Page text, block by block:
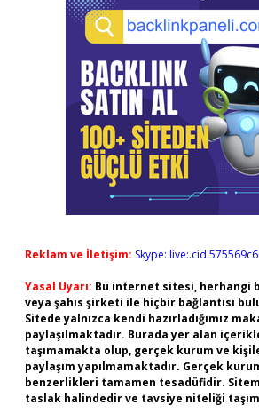
Reklam ve İletişim: Skype:
Yasal Uyarı: Bu internet sitesi, herhangi
veya şahıs şirketi ile hiçbir bağlantısı
Sitede yalnızca kendi hazırladığımız
paylaşılmaktadır. Burada yer alan
taşımamakta olup, gerçek kurum ve
paylaşım yapılmamaktadır. Gerçek
benzerlikleri tamamen tesadüfidir.
taslak halindedir ve tavsiye niteliği